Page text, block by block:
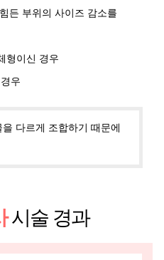
든 부위의 사이즈 감소를
형이신 경우
우
다르게 조합하기 때문에
시술 경과